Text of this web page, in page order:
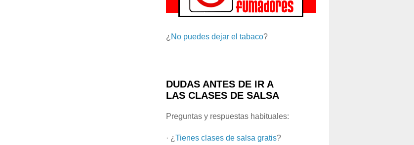
¿ No puedes dejar el tabaco?
DUDAS ANTES DE IR A
LAS CLASES DE SALSA
Preguntas y respuestas habituales:
· ¿ Tienes clases de salsa gratis?